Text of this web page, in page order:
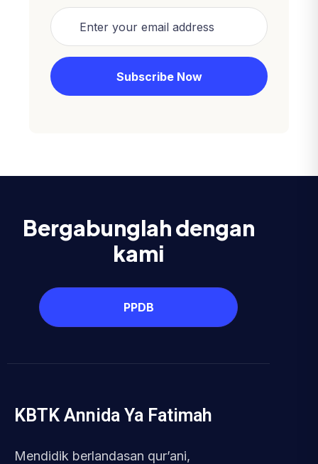
Bergabunglah dengan
kami
PPDB
KBTK Annida Ya Fatimah
Mendidik berlandasan qur’ani,